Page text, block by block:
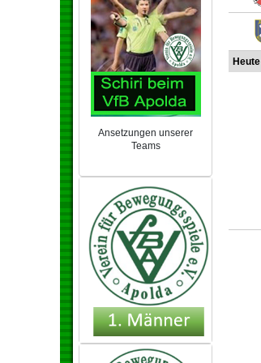
Ansetzungen unserer
Teams
Heute